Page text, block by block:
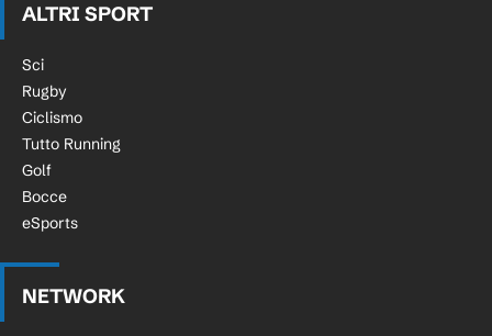
ALTRI SPORT
Sci
Rugby
Ciclismo
Tutto Running
Golf
Bocce
eSports
NETWORK